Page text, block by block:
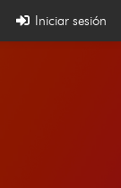
Iniciar sesión